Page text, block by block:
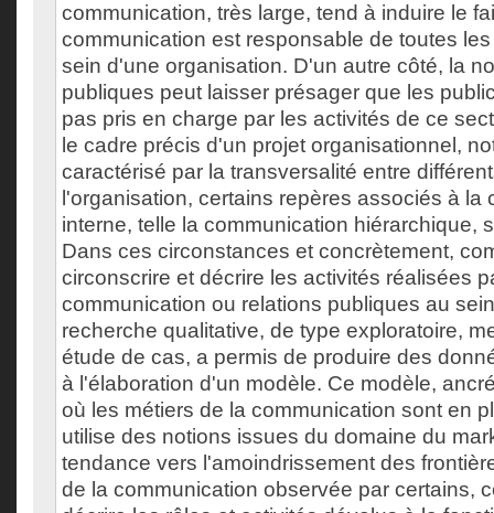
communication, très large, tend à induire le
communication est responsable de toutes
sein d'une organisation. D'un autre côté, la
publiques peut laisser présager que les
pas pris en charge par les activités de ce
le cadre précis d'un projet organisationnel,
caractérisé par la transversalité entre
l'organisation, certains repères associés à la
interne, telle la communication hiérarchique,
Dans ces circonstances et concrètement,
circonscrire et décrire les activités réalisées
communication ou relations publiques au
recherche qualitative, de type exploratoire,
étude de cas, a permis de produire des
à l'élaboration d'un modèle. Ce modèle,
où les métiers de la communication sont en
utilise des notions issues du domaine du
tendance vers l'amoindrissement des
de la communication observée par certains,